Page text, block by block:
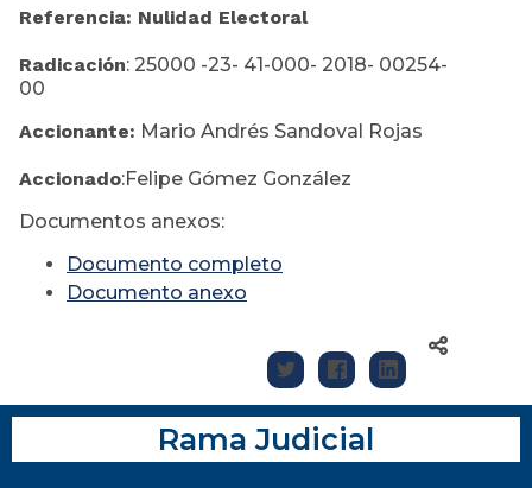
Referencia: Nulidad Electoral
Radicación: 25000 -23- 41-000- 2018- 00254-
00
Accionante: Mario Andrés Sandoval Rojas
Accionado:Felipe Gómez González
Documentos anexos:
Documento completo
Documento anexo
Rama Judicial